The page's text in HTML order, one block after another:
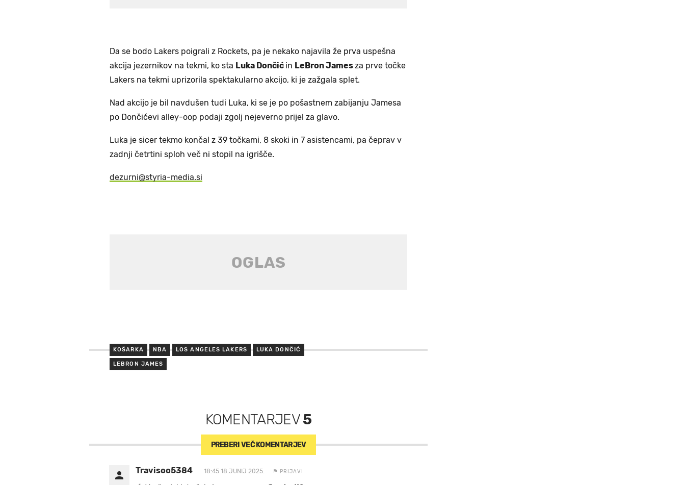
Da se bodo Lakers poigrali z Rockets, pa je nekako najavila že prva uspešna
akcija jezernikov na tekmi, ko sta Luka Dončić in LeBron Jamesza prve točke
Lakers na tekmi uprizorila spektakularno akcijo, ki je zažgala splet.
Nad akcijo je bil navdušen tudi Luka, ki se je po pošastnem zabijanju Jamesa
po Dončićevi alley-oop podaji zgolj nejeverno prijel za glavo.
Luka je sicer tekmo končal z 39 točkami, 8 skoki in 7 asistencami, pa čeprav v
zadnji četrtini sploh več ni stopil na igrišče.
dezurni@styria-media.si
KOŠARKA NBA LOS ANGELES LAKERS LUKA DONČIĆ
LEBRON JAMES
KOMENTARJEV5
PREBERI VEČ KOMENTARJEV
Travisoo5384 18:45 18.JUNIJ 2025. PRIJAVI